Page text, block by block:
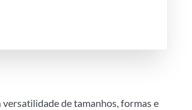
de tamanhos, formas e